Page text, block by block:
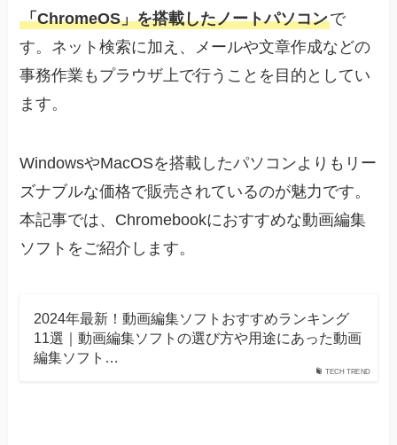
「ChromeOS」を搭載したノートパソコンで
す。ネット検索に加え、メールや文章作成などの
事務作業もプラウザ上で行うことを目的としてい
ます。
WindowsやMacOSを搭載したパソコンよりもリー
ズナブルな価格で販売されているのが魅力です。
本記事では、Chromebookにおすすめな動画編集
ソフトをご紹介します。
TECH TREND
2024年最新！動画編集ソフトおすすめランキング
11選｜動画編集ソフトの選び方や用途にあった動画
編集ソフト…